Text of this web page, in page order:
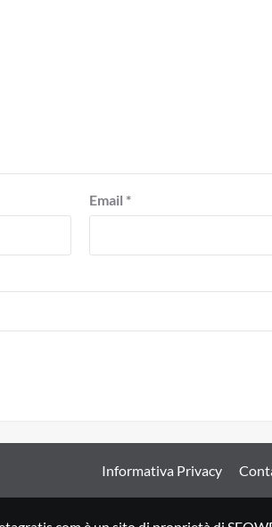
Email *
Informativa Privacy